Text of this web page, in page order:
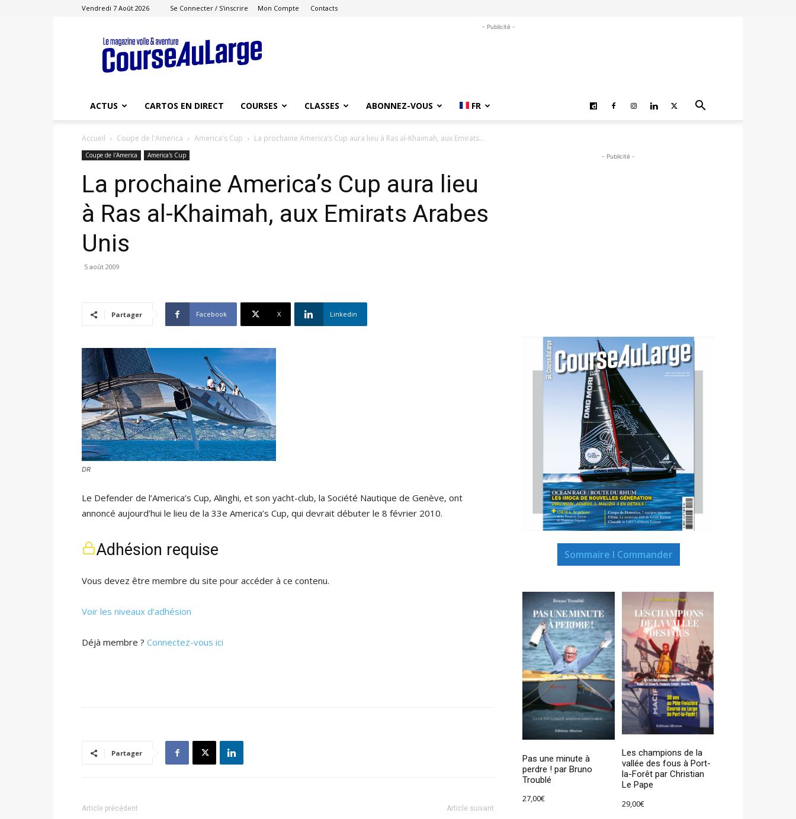
Vendredi 7 Août 2026 Se Connecter / S'inscrire Mon Compte Contacts
Course
au
Large
- Publicité -
ACTUS CARTOS EN DIRECT COURSES CLASSES ABONNEZ-VOUS FR
Accueil Coupe de l'America America's Cup La prochaine America’s Cup aura lieu à Ras al-Khaimah, aux Emirats...
Coupe de l'America America's Cup
La prochaine America’s Cup aura lieu
à Ras al-Khaimah, aux Emirats Arabes
Unis
5 août 2009
Partager Facebook X Linkedin
DR
Le Defender de l’America’s Cup, Alinghi, et son yacht-club, la Société Nautique de Genève, ont
annoncé aujourd’hui le lieu de la 33e America’s Cup, qui devrait débuter le 8 février 2010.
Adhésion requise
Vous devez être membre du site pour accéder à ce contenu.
Voir les niveaux d’adhésion
Déjà membre ? Connectez-vous ici
Partager
Article précédent Article suivant
- Publicité -
Sommaire I Commander
Pas une minute à
perdre ! par Bruno
Troublé
27,00€
Les champions de la
vallée des fous à Port-
la-Forêt par Christian
Le Pape
29,00€